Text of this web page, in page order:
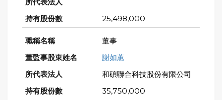
25,498,000
董事
謝如蕙
和碩聯合科技股份有限公司
35,750,000